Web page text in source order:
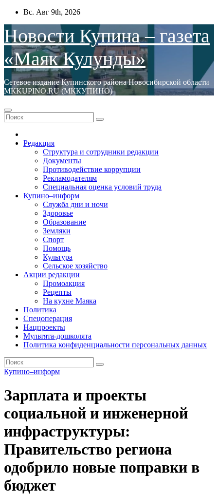
Перейти
содержимому
Вс. Авг 9th, 2026
Новости Купина – газета
«Маяк Кулунды»
Сетевое издание Купинского района Новосибирской области
МКKUPINO.RU (МККУПИНО)
Редакция
Структура и сотрудники редакции
Документы
Противодействие коррупции
Рекламодателям
Специальная оценка условий труда
Купино–информ
Служба дни и ночи
Здоровье
Образование
Земляки
Спорт
Помощь
Культура
Сельское хозяйство
Акции редакции
Промоакция
Рецепты
На кухне Маяка
Политика
Спецоперация
Нацпроекты
Мультята-дошколята
Политика конфиденциальности персональных данных
Купино–информ
Зарплата и проекты
социальной и инженерной
инфраструктуры:
Правительство региона
одобрило новые поправки в
бюджет